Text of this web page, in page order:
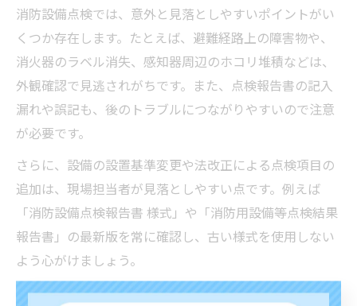
消防設備点検では、意外と見落としやすいポイントがい
くつか存在します。たとえば、避難経路上の障害物や、
消火器のラベル消失、感知器周辺のホコリ堆積などは、
外観確認で見逃されがちです。また、点検報告書の記入
漏れや誤記も、後のトラブルにつながりやすいので注意
が必要です。
さらに、設備の設置基準変更や法改正による点検項目の
追加は、現場担当者が見落としやすい点です。例えば
「消防設備点検報告書 様式」や「消防用設備等点検結果
報告書」の最新版を常に確認し、古い様式を使用しない
よう心がけましょう。
初心者の方は、チェックリストや点検マニュアルを活用